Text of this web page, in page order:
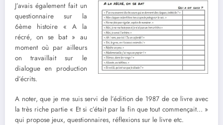
J’avais également fait un
questionnaire sur la
6ème histoire « A la
récré, on se bat » au
moment où par ailleurs
on travaillait sur le
dialogue en production
d’écrits.
A noter, que je me suis servi de l’édition de 1987 de ce livre avec
la très riche partie « Et si c’était par la fin que tout commençait… »
qui propose jeux, questionnaires, réflexions sur le livre etc.